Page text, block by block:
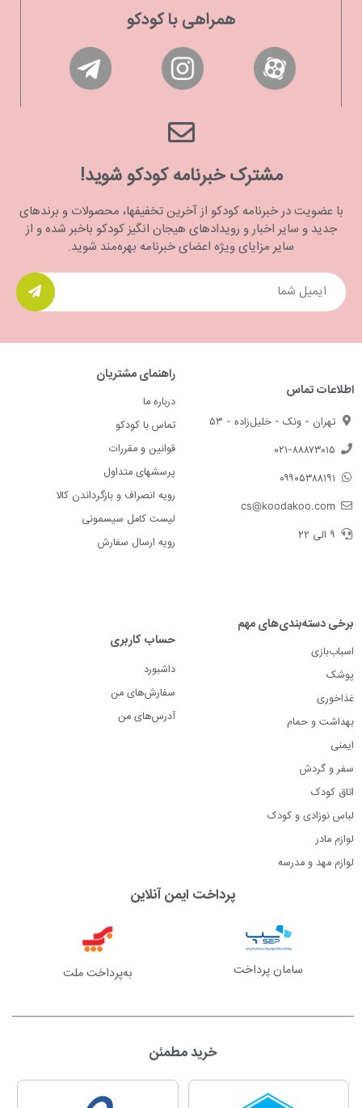
همراهی با کودکو
مشترک خبرنامه کودکو شوید!
با عضویت در خبرنامه کودکو از آخرین تخفیفها، محصولات و برندهای
جدید و سایر اخبار و رویدادهای هیجان انگیز کودکو باخبر شده و از
سایر مزایای ویژه اعضای خبرنامه بهره‌مند شوید.
اطلاعات تماس
تهران - ونک - خلیل‌زاده - ۵۳
۰۲۱-۸۸۸۷۳۰۱۵
۰۹۹۰۵۳۸۸۱۹۱
cs@koodakoo.com
۹ الی ۲۲
راهنمای مشتریان
درباره ما
تماس با کودکو
قوانین و مقررات
پرسشهای متداول
رویه انصراف و بازگرداندن کالا
لیست کامل سیسمونی
رویه ارسال سفارش
برخی دسته‌بندی‌های مهم
اسباب‌بازی
پوشک
غذاخوری
بهداشت و حمام
ایمنی
سفر و گردش
اتاق کودک
لباس نوزادی و کودک
لوازم مادر
لوازم مهد و مدرسه
حساب کاربری
داشبورد
سفارش‌های من
آدرس‌های من
پرداخت ایمن آنلاین
سامان پرداخت به‌پرداخت ملت
خرید مطمئن